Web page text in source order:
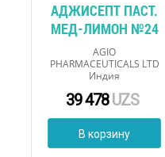
АДЖИСЕПТ ПАСТ.
МЕД-ЛИМОН №24
AGIO
PHARMACEUTICALS LTD
Индия
39 478UZS
В корзину